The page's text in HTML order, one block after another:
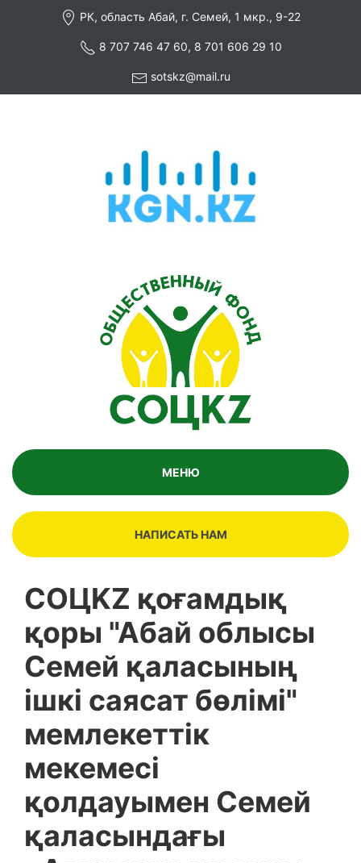
РК, область Абай, г. Семей, 1 мкр., 9-22
8 707 746 47 60, 8 701 606 29 10
sotskz@mail.ru
МЕНЮ
НАПИСАТЬ НАМ
СОЦKZ қоғамдық
қоры "Абай облысы
Семей қаласының
ішкі саясат бөлімі"
мемлекеттік
мекемесі
қолдауымен Семей
қаласындағы